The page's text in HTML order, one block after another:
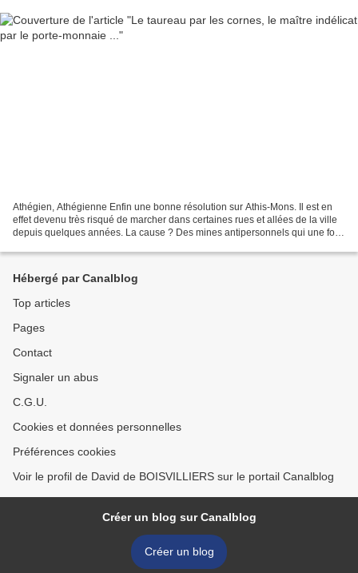
Athégien, Athégienne Enfin une bonne résolution sur Athis-Mons. Il est en
effet devenu très risqué de marcher dans certaines rues et allées de la ville
depuis quelques années. La cause ? Des mines antipersonnels qui une fois
Hébergé par Canalblog
Top articles
Pages
Contact
Signaler un abus
C.G.U.
Cookies et données personnelles
Préférences cookies
Voir le profil de David de BOISVILLIERS sur le portail Canalblog
Créer un blog sur Canalblog
Créer un blog